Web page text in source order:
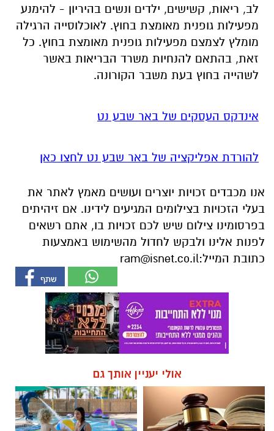
לב, ריאות, קשישים, ילדים ונשים בהיריון - להימנע
מפעילות גופנית מאומצת בחוץ. לאוכלוסייה הרגילה
מומלץ לצמצם מפעילות גופנית מאומצת בחוץ. כל
זאת, בהתאם להנחיות משרד הבריאות באשר
לשהייה בחוץ בעת משבר הקורונה.
אינדקס העסקים של באר שבע נט
להורדת אפליקציה של באר שבע נט לחצו כאן
אנו מכבדים זכויות יוצרים ועושים מאמץ לאתר את
בעלי הזכויות בצילומים המגיעים לידינו. אם זיהיתים
בפרסומינו צילום שיש לכם זכויות בו, אתם רשאים
לפנות אלינו ולבקש לחדול מהשימוש באמצעות
כתובת המייל:ram@isnet.co.il
אולי יעניין אותך גם